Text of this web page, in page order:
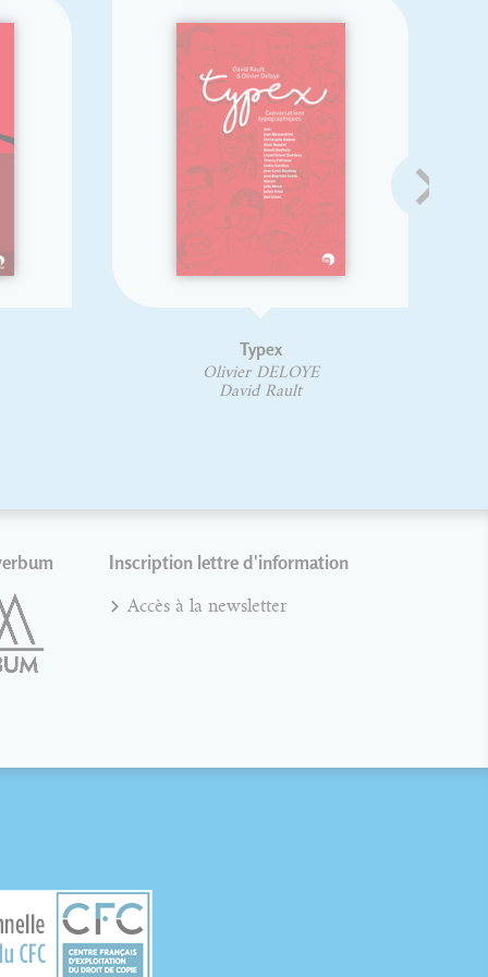
Olivier DELOYE
David Rault
Inscription lettre d'information
Accès à la newsletter